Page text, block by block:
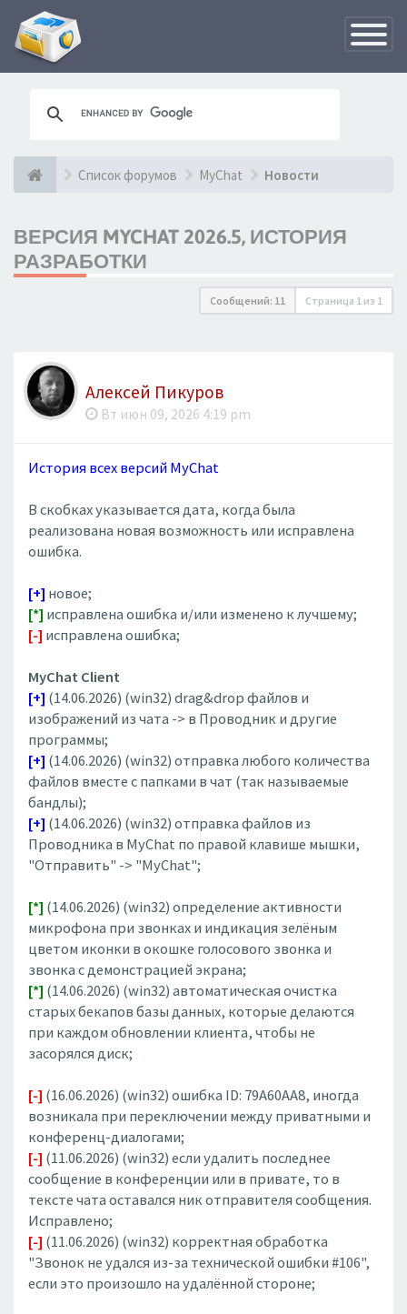
Список форумов MyChat Новости
ВЕРСИЯ MYCHAT 2026.5, ИСТОРИЯ
РАЗРАБОТКИ
Сообщений: 11 Страница 1 из 1
Алексей Пикуров
Вт июн 09, 2026 4:19 pm
История всех версий MyChat
В скобках указывается дата, когда была
реализована новая возможность или исправлена
ошибка.
[+] новое;
[*] исправлена ошибка и/или изменено к лучшему;
[-] исправлена ошибка;
MyChat Client
[+] (14.06.2026) (win32) drag&drop файлов и
изображений из чата -> в Проводник и другие
программы;
[+] (14.06.2026) (win32) отправка любого количества
файлов вместе с папками в чат (так называемые
бандлы);
[+] (14.06.2026) (win32) отправка файлов из
Проводника в MyChat по правой клавише мышки,
"Отправить" -> "MyChat";
[*] (14.06.2026) (win32) определение активности
микрофона при звонках и индикация зелёным
цветом иконки в окошке голосового звонка и
звонка с демонстрацией экрана;
[*] (14.06.2026) (win32) автоматическая очистка
старых бекапов базы данных, которые делаются
при каждом обновлении клиента, чтобы не
засорялся диск;
[-] (16.06.2026) (win32) ошибка ID: 79A60AA8, иногда
возникала при переключении между приватными и
конференц-диалогами;
[-] (11.06.2026) (win32) если удалить последнее
сообщение в конференции или в привате, то в
тексте чата оставался ник отправителя сообщения.
Исправлено;
[-] (11.06.2026) (win32) корректная обработка
"Звонок не удался из-за технической ошибки #106",
если это произошло на удалённой стороне;